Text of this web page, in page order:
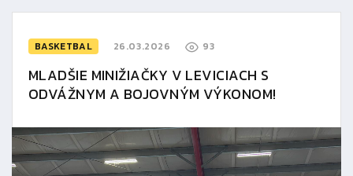
BASKETBAL 26.03.2026 93
MLADŠIE MINIŽIAČKY V LEVICIACH S
ODVÁŽNYM A BOJOVNÝM VÝKONOM!